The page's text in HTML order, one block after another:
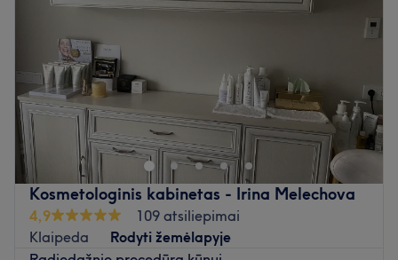
Penktadienis
08:00–21:00
Sekmadienis
Victoria grožio namai - salonas, tai grožio salonas,
kuriame ne tik visuomet maloniai Jus pasitiks, bet ir
suteiks geriausias grožio paslaugas!
Atidaryti salono profilį
Kosmetologinis kabinetas - Irina Melechova
4,9
109 atsiliepimai
Klaipeda
Rodyti žemėlapyje